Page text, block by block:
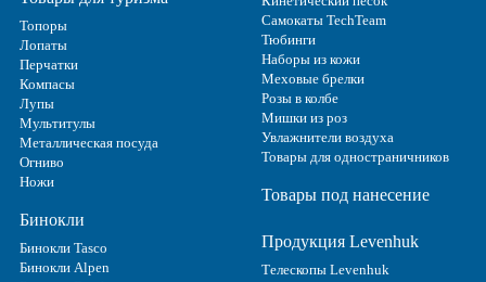
Топоры
Лопаты
Перчатки
Компасы
Лупы
Мультитулы
Металлическая посуда
Огниво
Ножи
Бинокли
Бинокли Tasco
Бинокли Alpen
Самокаты TechTeam
Тюбинги
Наборы из кожи
Меховые брелки
Розы в колбе
Мишки из роз
Увлажнители воздуха
Товары для одностраничников
Товары под нанесение
Продукция Levenhuk
Телескопы Levenhuk